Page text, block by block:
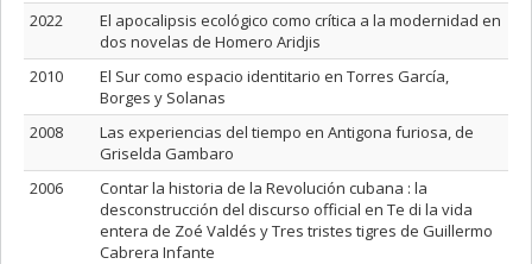
2022
El apocalipsis ecológico como crítica a la modernidad en
dos novelas de Homero Aridjis
2010
El Sur como espacio identitario en Torres García,
Borges y Solanas
2008
Las experiencias del tiempo en Antigona furiosa, de
Griselda Gambaro
2006
Contar la historia de la Revolución cubana : la
desconstrucción del discurso official en Te di la vida
entera de Zoé Valdés y Tres tristes tigres de Guillermo
Cabrera Infante